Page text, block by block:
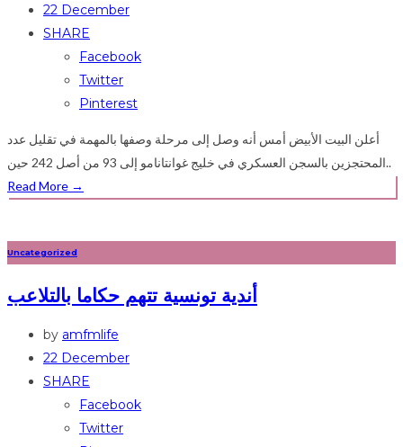
22 December
SHARE
Facebook
Twitter
Pinterest
أعلن البيت الأبيض أمس أنه وصل إلى مرحلة وصفها بالمهمة في تقليل عدد
المحتجزين بالسجن العسكري في خليج غوانتانامو إلى 93 من أصل 242 حين..
Read More →
Uncategorized
أندية تونسية تتهم حكاما بالتلاعب
by amfmlife
22 December
SHARE
Facebook
Twitter